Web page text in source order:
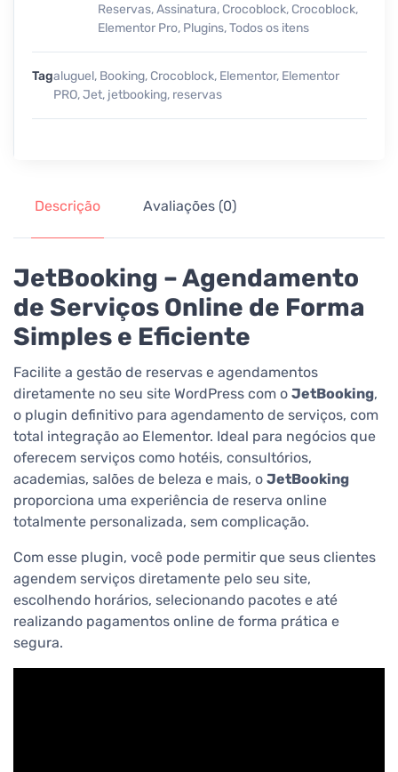
Reservas,Assinatura, Crocoblock, Crocoblock,
Elementor Pro, Plugins,Todos os itens
Tagaluguel, Booking, Crocoblock, Elementor, Elementor
PRO,Jet, jetbooking, reservas
Descrição Avaliações (0)
JetBooking – Agendamento
de Serviços Online de Forma
Simples e Eficiente
Facilite a gestão de reservas e agendamentos
diretamente no seu site WordPress com o JetBooking,
o plugin definitivo para agendamento de serviços, com
total integração ao Elementor. Ideal para negócios que
oferecem serviços como hotéis, consultórios,
academias, salões de beleza e mais, o JetBooking
proporciona uma experiência de reserva online
totalmente personalizada, sem complicação.
Com esse plugin, você pode permitir que seus clientes
agendem serviços diretamente pelo seu site,
escolhendo horários, selecionando pacotes e até
realizando pagamentos online de forma prática e
segura.